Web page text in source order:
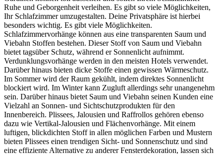
Ruhe und Geborgenheit verleihen. Es gibt so viele Möglichkeiten,
Ihr Schlafzimmer umzugestalten. Deine Privatsphäre ist hierbei
besonders wichtig. Es gibt viele Möglichkeiten.
Schlafzimmervorhänge können aus eine transparenten Saum und
Viebahn Stoffen bestehen. Dieser Stoff von Saum und Viebahn
bietet tagsüber Schutz, während er Sonnenlicht aufnimmt.
Verdunklungsvorhänge werden in den meisten Hotels verwendet.
Darüber hinaus bieten dicke Stoffe einen gewissen Wärmeschutz.
Im Sommer wird der Raum gekühlt, indem direktes Sonnenlicht
blockiert wird. Im Winter kann Zugluft allerdings sehr unangenehm
sein. Darüber hinaus bietet Saum und Viebahn seinen Kunden eine
Vielzahl an Sonnen- und Sichtschutzprodukten für den
Innenbereich. Plissees, Jalousien und Raffrollos gehören ebenso
dazu wie Vertikal-Jalousien und Flächenvorhänge. Mit einem
luftigen, blickdichten Stoff in allen möglichen Farben und Mustern
bieten Plissees einen trendigen Sicht- und Sonnenschutz und sind
eine effiziente Alternative zu anderer Fensterdekoration, lassen sich